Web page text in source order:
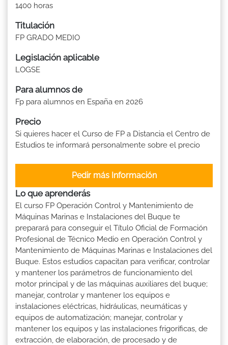
1400 horas
Titulación
FP GRADO MEDIO
Legislación aplicable
LOGSE
Para alumnos de
Fp para alumnos en España en 2026
Precio
Si quieres hacer el Curso de FP a Distancia el Centro de
Estudios te informará personalmente sobre el precio
Pedir más Información
Lo que aprenderás
El curso FP Operación Control y Mantenimiento de
Máquinas Marinas e Instalaciones del Buque te
preparará para conseguir el Título Oficial de Formación
Profesional de Técnico Medio en Operación Control y
Mantenimiento de Máquinas Marinas e Instalaciones del
Buque. Estos estudios capacitan para verificar, controlar
y mantener los parámetros de funcionamiento del
motor principal y de las máquinas auxiliares del buque;
manejar, controlar y mantener los equipos e
instalaciones eléctricas, hidráulicas, neumáticas y
equipos de automatización; manejar, controlar y
mantener los equipos y las instalaciones frigoríficas, de
extracción, de elaboración, de procesado y de